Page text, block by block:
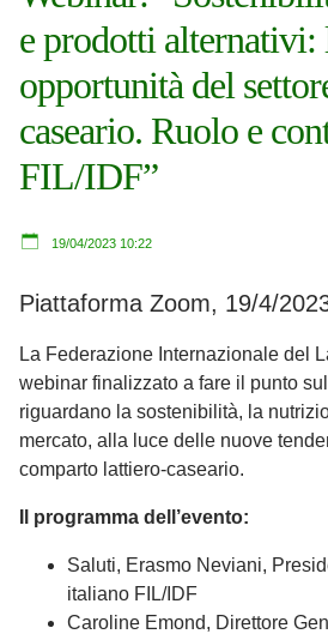
e prodotti alternativi:
opportunità del
caseario. Ruolo e
FIL/IDF”
19/04/2023 10:22
Piattaforma Zoom, 19/4/
La Federazione Internazionale del
webinar finalizzato a fare il punto
riguardano la sostenibilità, la
mercato, alla luce delle nuove
comparto lattiero-caseario.
Il programma dell’evento:
Saluti, Erasmo Neviani,
italiano FIL/IDF
Caroline Emond, Direttore